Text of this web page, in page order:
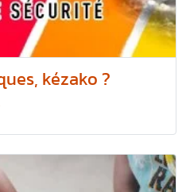
kézako ?